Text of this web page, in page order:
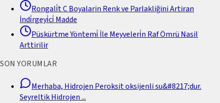
Rongali̇t C Boyalarin Renk ve Parlakliğini Artiran
İndi̇rgeyi̇ci̇ Madde
Püskürtme Yöntemi̇ İle Meyveleri̇n Raf Ömrü Nasil
Arttirilir
SON YORUMLAR
Merhaba, Hidrojen Peroksit oksijenli su&#8217;dur.
Seyreltik Hidrojen...